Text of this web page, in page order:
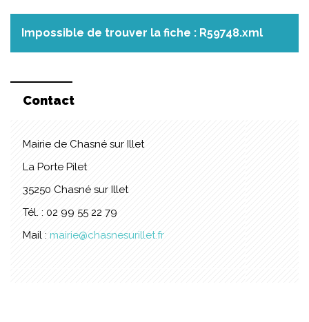
Impossible de trouver la fiche : R59748.xml
Contact
Mairie de Chasné sur Illet
La Porte Pilet
35250 Chasné sur Illet
Tél. : 02 99 55 22 79
Mail : mairie@chasnesurillet.fr